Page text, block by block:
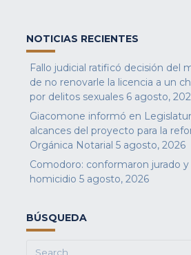
NOTICIAS RECIENTES
Fallo judicial ratificó decisión del
de no renovarle la licencia a un
por delitos sexuales 6 agosto,
Giacomone informó en
alcances del proyecto para la
Orgánica Notarial 5 agosto, 2026
Comodoro: conformaron jurado
homicidio 5 agosto, 2026
BÚSQUEDA